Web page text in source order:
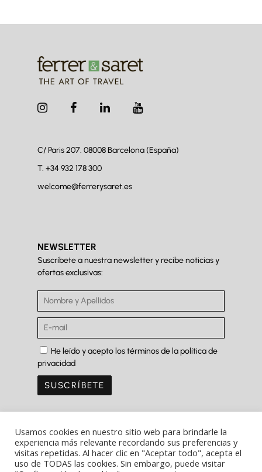
C/ Paris 207. 08008Barcelona (España)
T. +34 932 178 300
welcome@ferrerysaret.es
NEWSLETTER
Suscríbete a nuestra newsletter y recibe noticias y
ofertas exclusivas:
He leído y acepto los términos de la política de
privacidad
Copyright Ⓒ Ferrer&Saret 2022
Usamos cookies en nuestro sitio web para brindarle la
experiencia más relevante recordando sus preferencias y
visitas repetidas. Al hacer clic en "Aceptar todo", acepta el
uso de TODAS las cookies. Sin embargo, puede visitar